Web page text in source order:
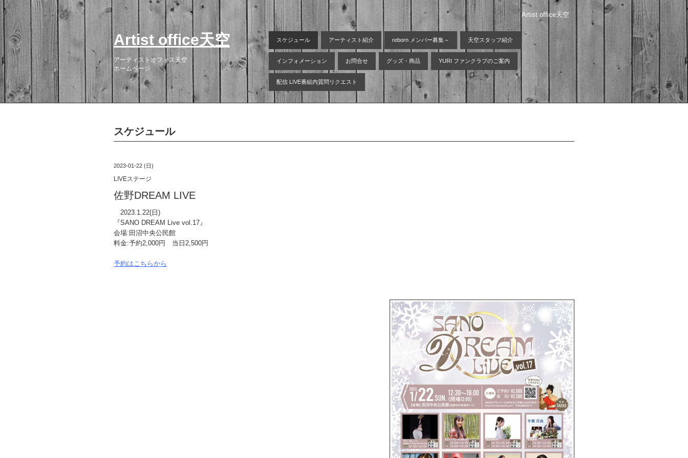
Artist office天空
Artist office天空
アーティストオフィス天空
ホームページ
スケジュール アーティスト紹介 reborn メンバー募集～ 天空スタッフ紹介
インフォメーション お問合せ グッズ・商品 YURI ファンクラブのご案内
配信 LIVE番組内質問リクエスト
スケジュール
2023-01-22 (日)
LIVEステージ
佐野DREAM LIVE
2023.1.22(日)
『SANO DREAM Live vol.17』
会場:田沼中央公民館
料金:予約2,000円 当日2,500円
予約はこちらから